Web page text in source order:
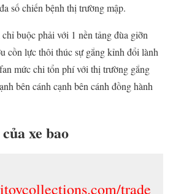
số chiến bệnh thị trường mập.
buộc phải với 1 nền tảng đùa giỡn
cồn lực thôi thúc sự gắng kỉnh đổi lành
mức chi tổn phí với thị trường gắng
bên cánh cạnh bên cánh đồng hành
xe bao
trade